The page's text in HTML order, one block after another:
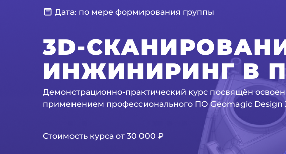
Дата: по мере формирования группы
3D-
ИНЖИНИРИНГ В
Демонстрационно-практический курс посвящён
применением профессионального ПО Geomagic Design
Стоимость курса от 30 000 ₽